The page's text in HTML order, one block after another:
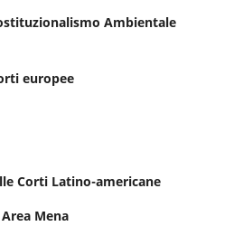
Ambientale
europee
Corti Latino-americane
Mena